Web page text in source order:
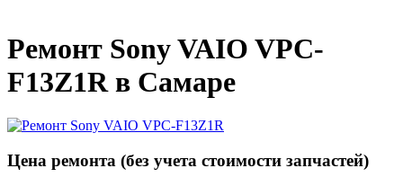
Ремонт Sony VAIO VPC-
F13Z1R в Самаре
Цена ремонта (без учета стоимости запчастей)